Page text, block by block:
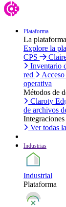
Plataforma
La
Explore la
CPS
Inventario
red
operativa
Métodos de
Claroty
de archivos
Integraciones
Ver todas
Industrias
Industrial
Plataforma